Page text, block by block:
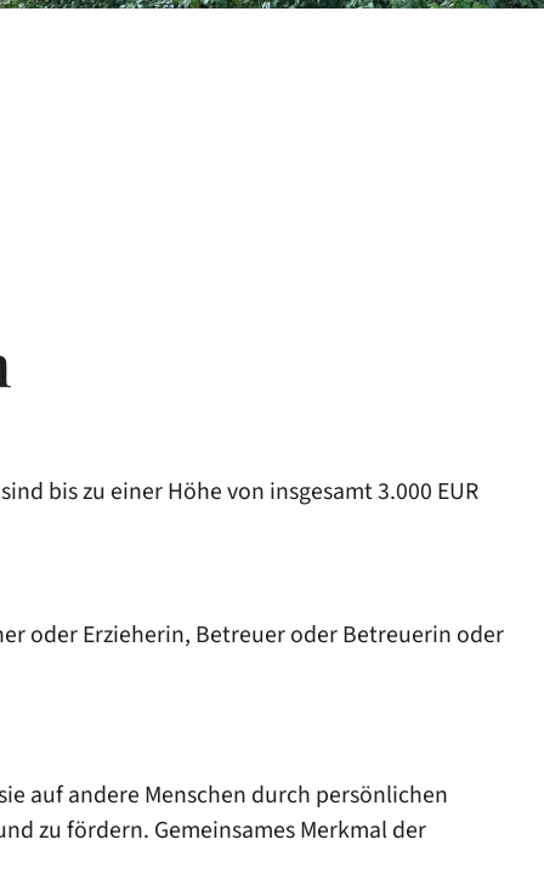
bis zu einer Höhe von insgesamt 3.000 EUR
oder Erzieherin, Betreuer oder Betreuerin oder
auf andere Menschen durch persönlichen
zu fördern. Gemeinsames Merkmal der